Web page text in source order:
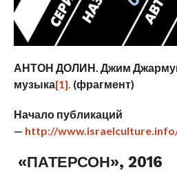
АНТОН ДОЛИН. Джим
музыка[1]. (фрагмент)
Начало публикаций
— http://
«ПАТЕРСОН», 2016